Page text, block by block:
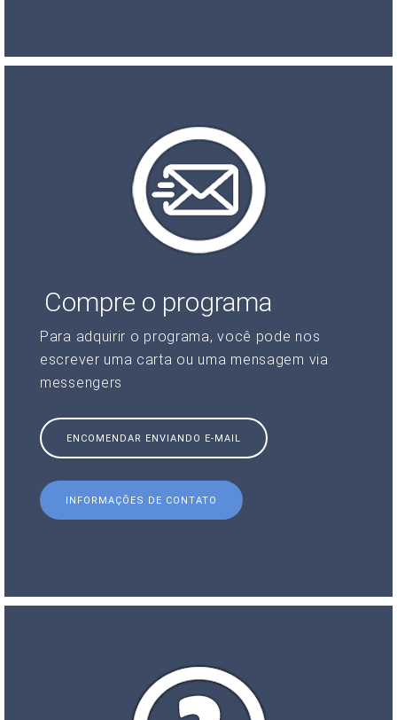
Compre o programa
Para adquirir o programa, você pode nos
escrever uma carta ou uma mensagem via
messengers
ENCOMENDAR ENVIANDO E-MAIL
INFORMAÇÕES DE CONTATO